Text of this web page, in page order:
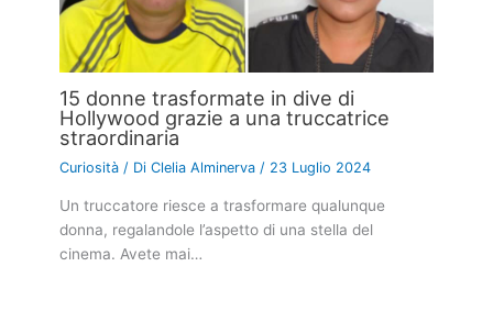
15 donne trasformate in dive di
Hollywood grazie a una truccatrice
straordinaria
Curiosità / DiClelia Alminerva / 23 Luglio 2024
Un truccatore riesce a trasformare qualunque
donna, regalandole l’aspetto di una stella del
cinema. Avete mai…